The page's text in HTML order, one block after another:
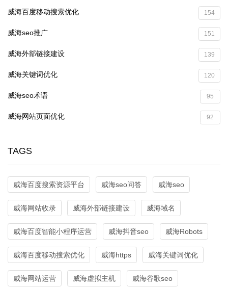
威海百度移动搜索优化 154
威海seo推广 151
威海外部链接建设 139
威海关键词优化 120
威海seo术语 95
威海网站页面优化 92
TAGS
威海百度搜索资源平台 威海seo问答 威海seo
威海网站收录 威海外部链接建设 威海域名
威海百度智能小程序运营 威海抖音seo 威海Robots
威海百度移动搜索优化 威海https 威海关键词优化
威海网站运营 威海虚拟主机 威海谷歌seo